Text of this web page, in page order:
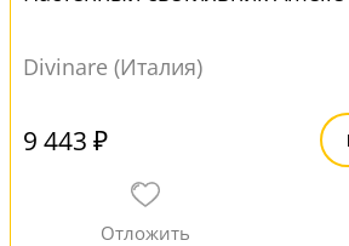
Divinare (Италия)
9 443 ₽